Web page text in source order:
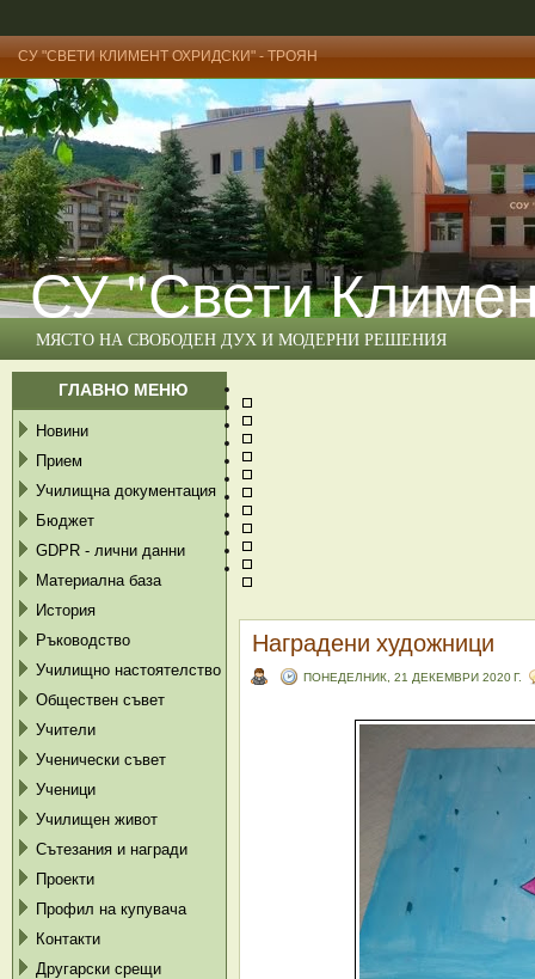
СУ "СВЕТИ КЛИМЕНТ ОХРИДСКИ" - ТРОЯН
СУ "Свети
МЯСТО НА СВОБОДЕН ДУХ И МОДЕРНИ РЕШЕНИЯ
ГЛАВНО МЕНЮ
Новини
Прием
Училищна документация
Бюджет
GDPR - лични данни
Материална база
История
Ръководство
Училищно настоятелство
Обществен съвет
Учители
Ученически съвет
Ученици
Училищен живот
Сътезания и награди
Проекти
Профил на купувача
Контакти
Другарски срещи
Наградени художници
ПОНЕДЕЛНИК, 21 ДЕКЕМВРИ 2020 Г.